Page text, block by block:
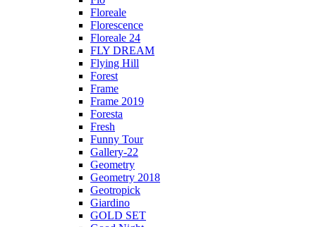
Floreale
Florescence
Floreale 24
FLY DREAM
Flying Hill
Forest
Frame
Frame 2019
Foresta
Fresh
Funny Tour
Gallery-22
Geometry
Geometry 2018
Geotropick
Giardino
GOLD SET